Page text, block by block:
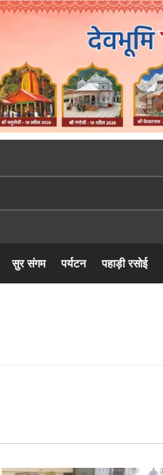
सुर संगम पर्यटन पहाड़ी रसोई